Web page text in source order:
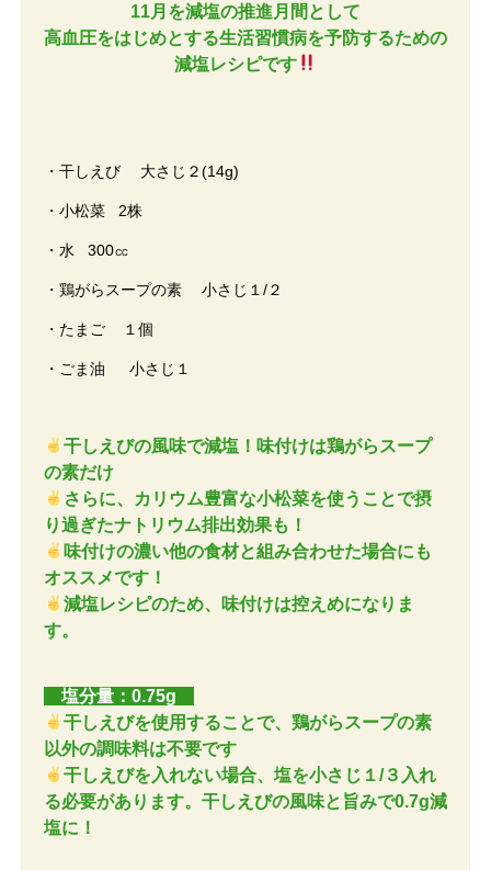
11月を減塩の推進月間として
高血圧をはじめとする生活習慣病を予防するための
減塩レシピです
・干しえび 大さじ２(14g)
・小松菜 2株
・水 300㏄
・鶏がらスープの素 小さじ１/２
・たまご １個
・ごま油 小さじ１
干しえびの風味で減塩！味付けは鶏がらスープ
の素だけ
さらに、カリウム豊富な小松菜を使うことで摂
り過ぎたナトリウム排出効果も！
味付けの濃い他の食材と組み合わせた場合にも
オススメです！
減塩レシピのため、味付けは控えめになりま
す。
塩分量：0.75g
干しえびを使用することで、鶏がらスープの素
以外の調味料は不要です
干しえびを入れない場合、塩を小さじ１/３入れ
る必要があります。干しえびの風味と旨みで0.7g減
塩に！